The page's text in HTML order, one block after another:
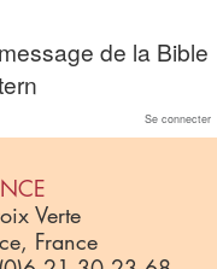
de la Bible
Se connecter
Verte
France